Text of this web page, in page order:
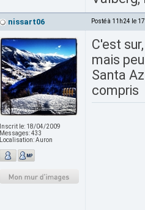
nissart06 Posté à 11h24 le
Inscrit le: 18/04/2009
Messages:433
Localisation:Auron
C'est
mais
Santa
compris